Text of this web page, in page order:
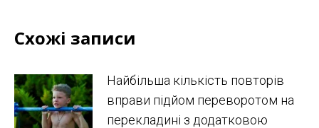
Схожі записи
Найбільша кількість повторів
вправи підйом переворотом на
перекладині з додатковою